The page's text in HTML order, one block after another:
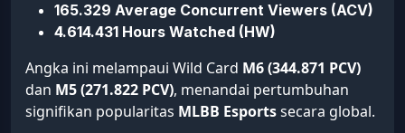
165.329 Average Concurrent Viewers (ACV)
4.614.431 Hours Watched (HW)
Angka ini melampaui Wild Card M6 (344.871 PCV)
dan M5 (271.822 PCV), menandai pertumbuhan
signifikan popularitas MLBB Esportssecara global.